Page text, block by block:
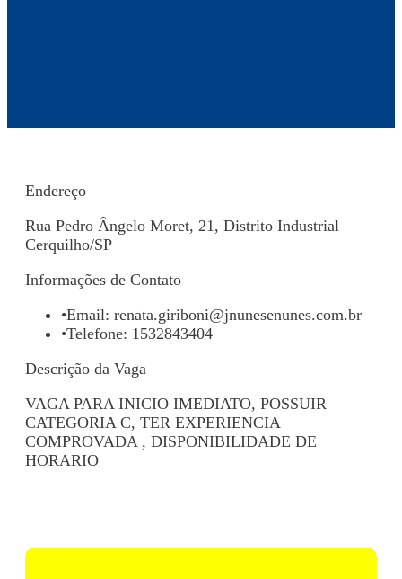
Endereço
Rua Pedro Ângelo Moret, 21, Distrito Industrial –
Cerquilho/SP
Informações de Contato
•Email: renata.giriboni@jnunesenunes.com.br
•Telefone: 1532843404
Descrição da Vaga
VAGA PARA INICIO IMEDIATO, POSSUIR
CATEGORIA C, TER EXPERIENCIA
COMPROVADA , DISPONIBILIDADE DE
HORARIO